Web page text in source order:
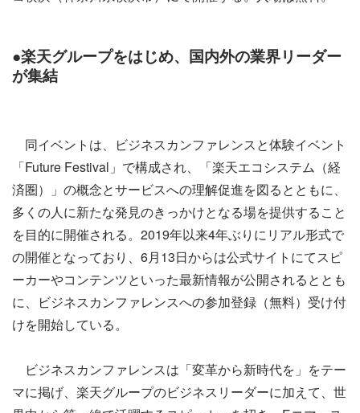
●楽天グループをはじめ、国内外の業界リーダー
が集結
同イベントは、ビジネスカンファレンスと体験イベント
「Future Festival」で構成され、「楽天エコシステム（経
済圏）」の概念とサービスへの理解促進を図るとともに、
多くの人に新たな発見のきっかけとなる場を提供すること
を目的に開催される。2019年以来4年ぶりにリアル形式で
の開催となっており、6月13日からは公式サイトにてスピ
ーカーやコンテンツといった最新情報が公開されるととも
に、ビジネスカンファレンスへの参加登録（無料）受け付
けを開始している。
ビジネスカンファレンスは「変革から新時代を」をテー
マに掲げ、楽天グループのビジネスリーダーに加えて、世